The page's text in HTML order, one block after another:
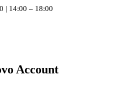
| 14:00 – 18:00
Account